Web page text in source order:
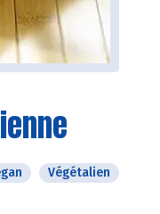
Végétalien